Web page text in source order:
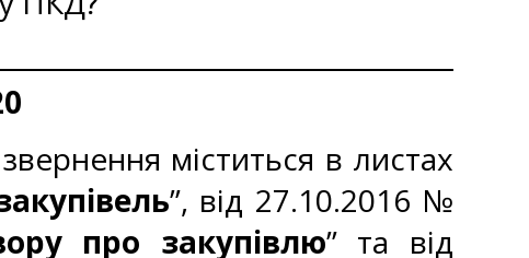
міститься в листах
”, від 27.10.2016 №
про закупівлю” та від